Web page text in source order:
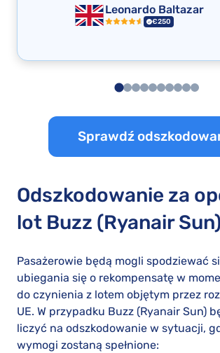
Leonardo Baltazar
€250
Sprawdź
Odszkodowanie za
lot Buzz (Ryanair Sun)
Pasażerowie będą mogli spodziewać
ubiegania się o rekompensatę w
do czynienia z lotem objętym przez
UE. W przypadku Buzz (Ryanair Sun)
liczyć na odszkodowanie w sytuacji,
wymogi zostaną spełnione: